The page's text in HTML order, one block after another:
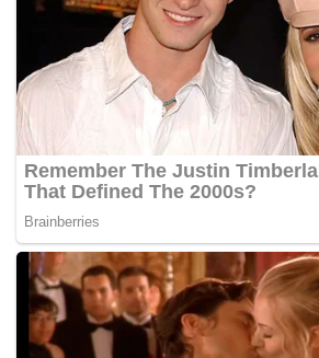
Kangsar untuk bedah siasat manakala
hospital yang sama untuk
Wan Jamil berkata siasatan juga
kemalangan merupakan jalan
dengan keadaan cuaca ketika itu juga
Thoher berkata dua jentera dari Balai
Kangsar dan Balai Bomba Meru
kejadian untuk mengeluarkan
dalam kereta itu. – BERNAMA